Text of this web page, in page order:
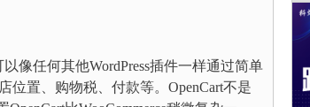
以像任何其他WordPress插件一样通过简单
位置、购物税、付款等。OpenCart不是